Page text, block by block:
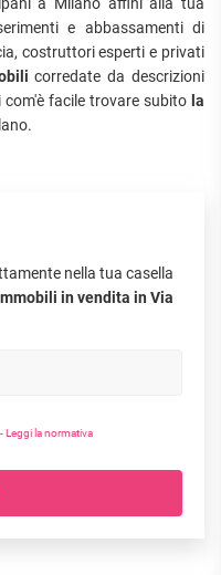
e abbassamenti di
costruttori esperti e privati
corredate da descrizioni
com'è facile trovare subito la
nella tua casella
in vendita in Via
Leggi la normativa